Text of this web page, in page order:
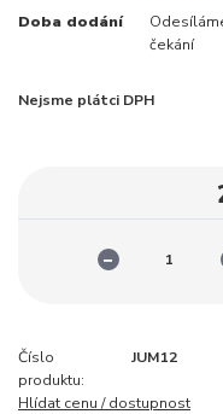
Doba dodání
čekání
Nejsme plátci DPH
Číslo
produktu:
JUM12
Hlídat cenu / dostupnost